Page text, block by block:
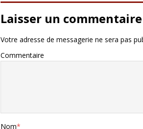
Laisser un commentaire
Votre adresse de messagerie ne sera pas
Commentaire
Nom*